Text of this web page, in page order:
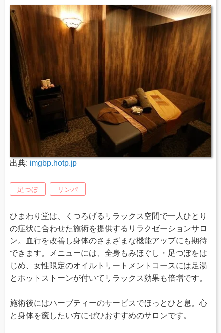
出典: imgbp.hotp.jp
足つぼ リンパ
ひまわり堂は、くつろげるリラックス空間で一人ひとり
の症状に合わせた施術を提供するリラクゼーションサロ
ン。血行を改善し身体のさまざまな機能アップにも期待
できます。メニューには、全身もみほぐし・足つぼをは
じめ、女性限定のオイルトリートメントコースには足湯
とホットストーンが付いてリラックス効果も倍増です。
施術後にはハーブティーのサービスでほっとひと息。心
と身体を癒したい方にぜひおすすめのサロンです。